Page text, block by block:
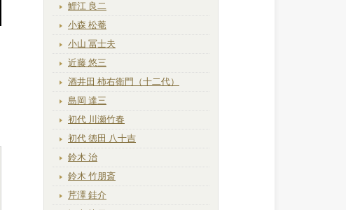
鯉江 良二
小森 松菴
小山 冨士夫
近藤 悠三
酒井田 柿右衛門（十二代）
島岡 達三
初代 川瀬竹春
初代 徳田 八十吉
鈴木 治
鈴木 竹朋斎
芹澤 銈介